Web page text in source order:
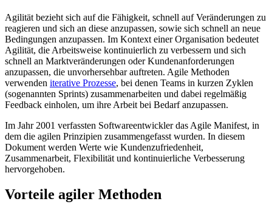
Agilität bezieht sich auf die Fähigkeit, schnell auf Veränderungen zu
reagieren und sich an diese anzupassen, sowie sich schnell an neue
Bedingungen anzupassen. Im Kontext einer Organisation bedeutet
Agilität, die Arbeitsweise kontinuierlich zu verbessern und sich
schnell an Marktveränderungen oder Kundenanforderungen
anzupassen, die unvorhersehbar auftreten. Agile Methoden
verwenden iterative Prozesse, bei denen Teams in kurzen Zyklen
(sogenannten Sprints) zusammenarbeiten und dabei regelmäßig
Feedback einholen, um ihre Arbeit bei Bedarf anzupassen.
Im Jahr 2001 verfassten Softwareentwickler das Agile Manifest, in
dem die agilen Prinzipien zusammengefasst wurden. In diesem
Dokument werden Werte wie Kundenzufriedenheit,
Zusammenarbeit, Flexibilität und kontinuierliche Verbesserung
hervorgehoben.
Vorteile agiler Methoden